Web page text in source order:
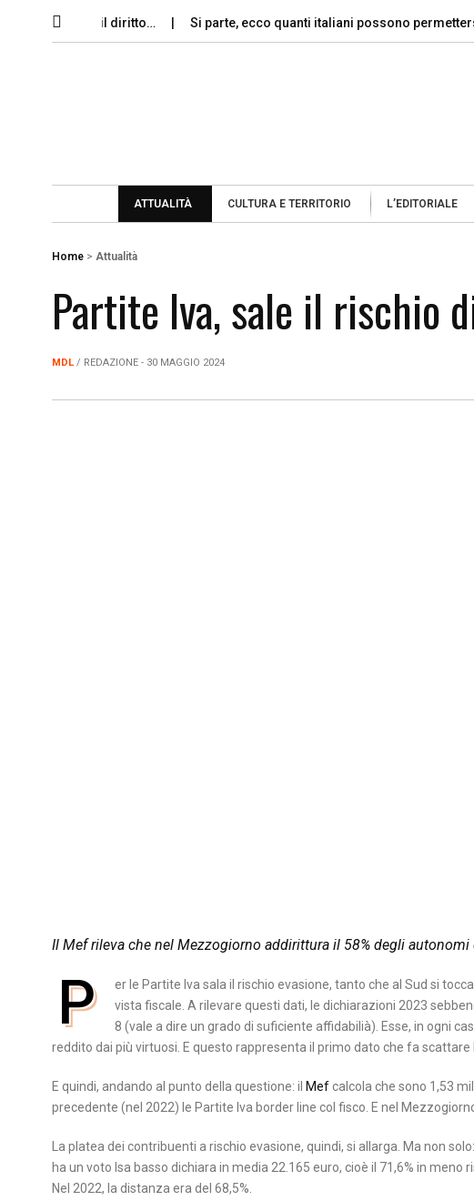
e il diritto… Si parte, ecco quanti italiani possono permettersi le…
ATTUALITÀ CULTURA E TERRITORIO L’EDITORIALE
Home > Attualità
Partite Iva, sale il rischio
MDL / REDAZIONE - 30 MAGGIO 2024
Il Mef rileva che nel Mezzogiorno addirittura il 58% degli autonomi
P
er le Partite Iva sala il rischio evasione, tanto che al Sud si
vista fiscale. A rilevare questi dati, le dichiarazioni 2023
8 (vale a dire un grado di suficiente affidabilià). Esse, in ogni
reddito dai più virtuosi. E questo rappresenta il primo dato che fa scattare
E quindi, andando al punto della questione: il Mefcalcola che sono 1,53
precedente (nel 2022) le Partite Iva border line col fisco. E nel
La platea dei contribuenti a rischio evasione, quindi, si allarga. Ma non
ha un voto Isa basso dichiara in media 22.165 euro, cioè il 71,6% in
Nel 2022, la distanza era del 68,5%.